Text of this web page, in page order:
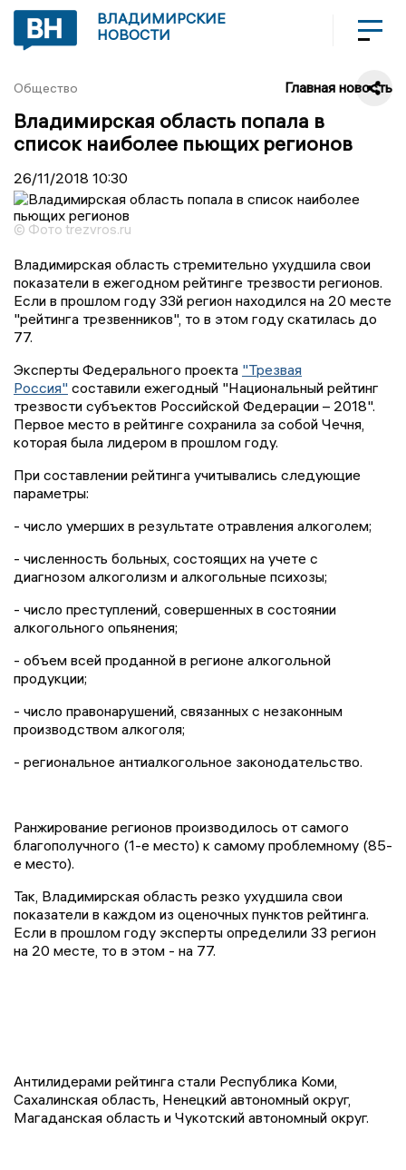
ВЛАДИМИРСКИЕ
НОВОСТИ
Общество Главная новость
Владимирская область попала в
список наиболее пьющих регионов
26/11/2018 10:30
© Фото trezvros.ru
Владимирская область стремительно ухудшила свои
показатели в ежегодном рейтинге трезвости регионов.
Если в прошлом году 33й регион находился на 20 месте
"рейтинга трезвенников", то в этом году скатилась до
77.
Эксперты Федерального проекта "Трезвая
Россия" составили ежегодный "Национальный рейтинг
трезвости субъектов Российской Федерации – 2018".
Первое место в рейтинге сохранила за собой Чечня,
которая была лидером в прошлом году.
При составлении рейтинга учитывались следующие
параметры:
- число умерших в результате отравления алкоголем;
- численность больных, состоящих на учете с
диагнозом алкоголизм и алкогольные психозы;
- число преступлений, совершенных в состоянии
алкогольного опьянения;
- объем всей проданной в регионе алкогольной
продукции;
- число правонарушений, связанных с незаконным
производством алкоголя;
- региональное антиалкогольное законодательство.
Ранжирование регионов производилось от самого
благополучного (1-е место) к самому проблемному (85-
е место).
Так, Владимирская область резко ухудшила свои
показатели в каждом из оценочных пунктов рейтинга.
Если в прошлом году эксперты определили 33 регион
на 20 месте, то в этом - на 77.
Антилидерами рейтинга стали Республика Коми,
Сахалинская область, Ненецкий автономный округ,
Магаданская область и Чукотский автономный округ.